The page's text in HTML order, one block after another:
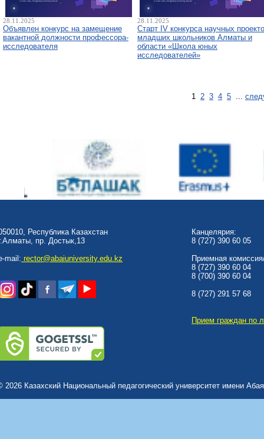
28.11.2025
Объявлен конкурс на замещение
вакантной должности профессора-
исследователя
28.11.2025
Старт IV конкурса научных
младших школьников Алматы и
области «Школа юных
исследователей»
1 2 3 4 5 ...
Республика Казахстан
пр. Достык,13
mail: rector@abaiuniversity.edu.kz
Канцелярия:
8 (727) 390 60 05
Приемная
8 (727) 390 60 04
8 (700) 390 60 04
8 (727) 291 57 68
Прием граждан по
2026 Казахский Национальный педагогический университет имени Абая